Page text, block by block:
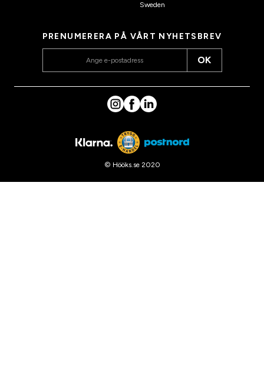
Sweden
PRENUMERERA PÅ VÅRT NYHETSBREV
OK
© Hööks.se 2020